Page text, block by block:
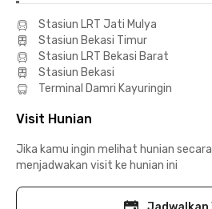
Stasiun LRT Jati Mulya
Stasiun Bekasi Timur
Stasiun LRT Bekasi Barat
Stasiun Bekasi
Terminal Damri Kayuringin
Visit Hunian
Jika kamu ingin melihat hunian
menjadwakan visit ke hunian ini